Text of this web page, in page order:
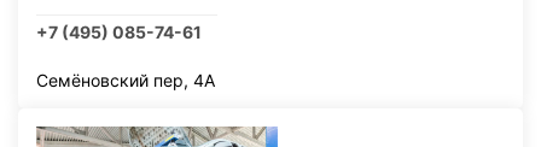
+7 (495) 085-74-61
Семёновский пер, 4А